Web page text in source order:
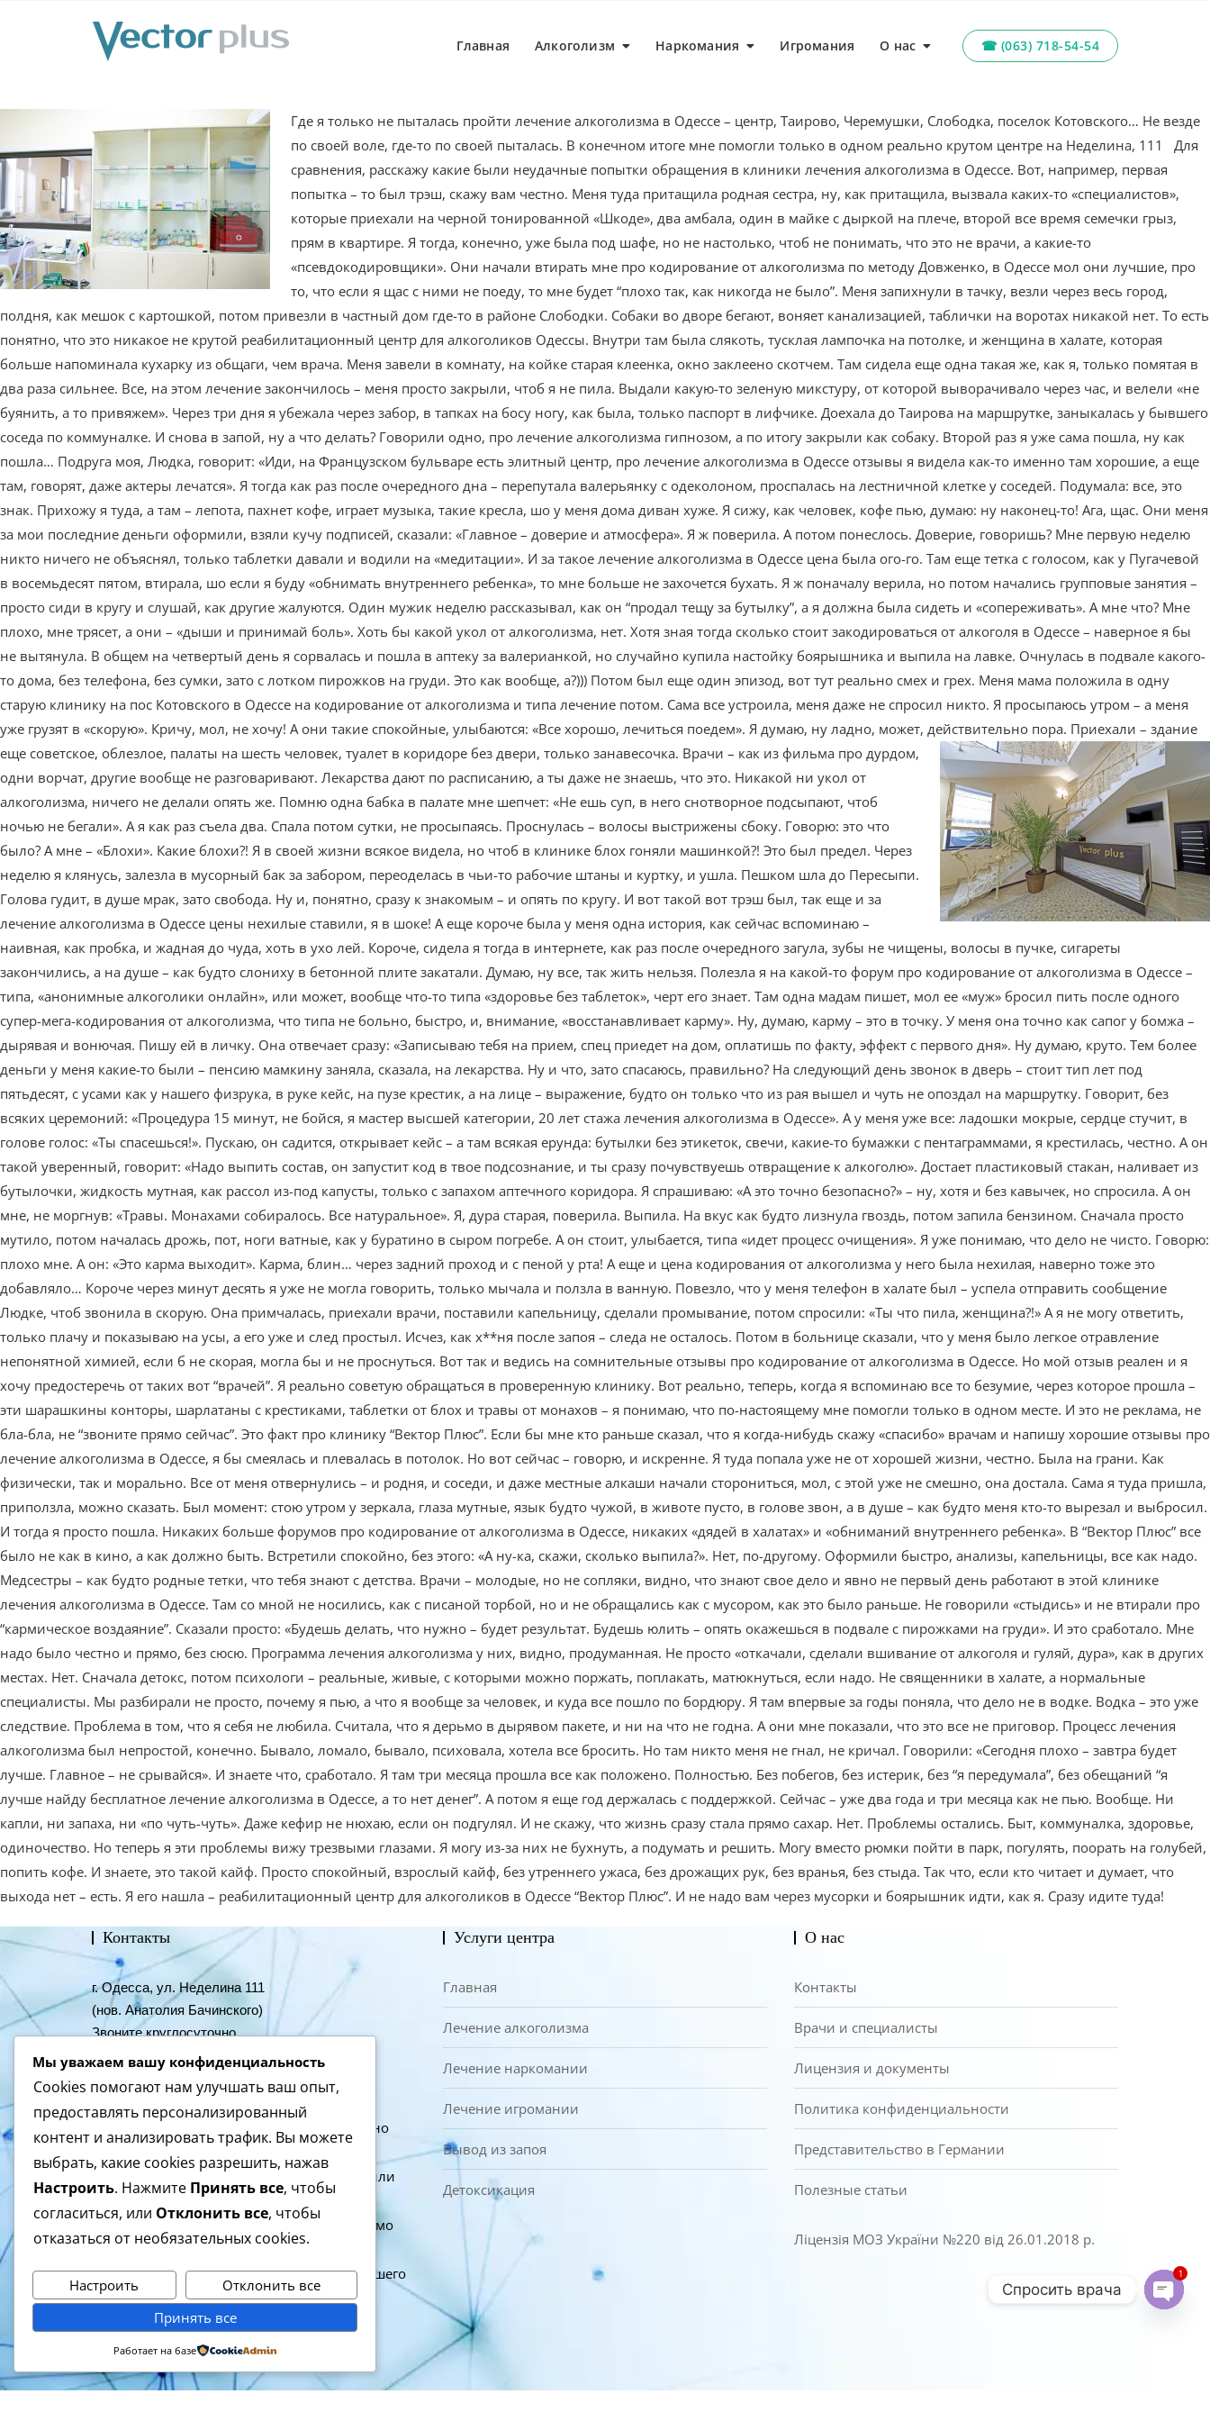
Главная Алкоголизм Наркомания Игромания О нас ☎ (063) 718-54-54
Где я только не пыталась пройти лечение алкоголизма в Одессе – центр, Таирово, Черемушки, Слободка, поселок Котовского… Не везде
по своей воле, где-то по своей пыталась. В конечном итоге мне помогли только в одном реально крутом центре на Неделина, 111 Для
сравнения, расскажу какие были неудачные попытки обращения в клиники лечения алкоголизма в Одессе. Вот, например, первая
попытка – то был трэш, скажу вам честно. Меня туда притащила родная сестра, ну, как притащила, вызвала каких-то «специалистов»,
которые приехали на черной тонированной «Шкоде», два амбала, один в майке с дыркой на плече, второй все время семечки грыз,
прям в квартире. Я тогда, конечно, уже была под шафе, но не настолько, чтоб не понимать, что это не врачи, а какие-то
«псевдокодировщики». Они начали втирать мне про кодирование от алкоголизма по методу Довженко, в Одессе мол они лучшие, про
то, что если я щас с ними не поеду, то мне будет “плохо так, как никогда не было”. Меня запихнули в тачку, везли через весь город,
полдня, как мешок с картошкой, потом привезли в частный дом где-то в районе Слободки. Собаки во дворе бегают, воняет канализацией, таблички на воротах никакой нет. То есть
понятно, что это никакое не крутой реабилитационный центр для алкоголиков Одессы. Внутри там была слякоть, тусклая лампочка на потолке, и женщина в халате, которая
больше напоминала кухарку из общаги, чем врача. Меня завели в комнату, на койке старая клеенка, окно заклеено скотчем. Там сидела еще одна такая же, как я, только помятая в
два раза сильнее. Все, на этом лечение закончилось – меня просто закрыли, чтоб я не пила. Выдали какую-то зеленую микстуру, от которой выворачивало через час, и велели «не
буянить, а то привяжем». Через три дня я убежала через забор, в тапках на босу ногу, как была, только паспорт в лифчике. Доехала до Таирова на маршрутке, заныкалась у бывшего
соседа по коммуналке. И снова в запой, ну а что делать? Говорили одно, про лечение алкоголизма гипнозом, а по итогу закрыли как собаку. Второй раз я уже сама пошла, ну как
пошла… Подруга моя, Людка, говорит: «Иди, на Французском бульваре есть элитный центр, про лечение алкоголизма в Одессе отзывы я видела как-то именно там хорошие, а еще
там, говорят, даже актеры лечатся». Я тогда как раз после очередного дна – перепутала валерьянку с одеколоном, проспалась на лестничной клетке у соседей. Подумала: все, это
знак. Прихожу я туда, а там – лепота, пахнет кофе, играет музыка, такие кресла, шо у меня дома диван хуже. Я сижу, как человек, кофе пью, думаю: ну наконец-то! Ага, щас. Они меня
за мои последние деньги оформили, взяли кучу подписей, сказали: «Главное – доверие и атмосфера». Я ж поверила. А потом понеслось. Доверие, говоришь? Мне первую неделю
никто ничего не объяснял, только таблетки давали и водили на «медитации». И за такое лечение алкоголизма в Одессе цена была ого-го. Там еще тетка с голосом, как у Пугачевой
в восемьдесят пятом, втирала, шо если я буду «обнимать внутреннего ребенка», то мне больше не захочется бухать. Я ж поначалу верила, но потом начались групповые занятия –
просто сиди в кругу и слушай, как другие жалуются. Один мужик неделю рассказывал, как он “продал тещу за бутылку”, а я должна была сидеть и «сопереживать». А мне что? Мне
плохо, мне трясет, а они – «дыши и принимай боль». Хоть бы какой укол от алкоголизма, нет. Хотя зная тогда сколько стоит закодироваться от алкоголя в Одессе – наверное я бы
не вытянула. В общем на четвертый день я сорвалась и пошла в аптеку за валерианкой, но случайно купила настойку боярышника и выпила на лавке. Очнулась в подвале какого-
то дома, без телефона, без сумки, зато с лотком пирожков на груди. Это как вообще, а?))) Потом был еще один эпизод, вот тут реально смех и грех. Меня мама положила в одну
старую клинику на пос Котовского в Одессе на кодирование от алкоголизма и типа лечение потом. Сама все устроила, меня даже не спросил никто. Я просыпаюсь утром – а меня
уже грузят в «скорую». Кричу, мол, не хочу! А они такие спокойные, улыбаются: «Все хорошо, лечиться поедем». Я думаю, ну ладно, может, действительно пора. Приехали – здание
еще советское, облезлое, палаты на шесть человек, туалет в коридоре без двери, только занавесочка. Врачи – как из фильма про дурдом,
одни ворчат, другие вообще не разговаривают. Лекарства дают по расписанию, а ты даже не знаешь, что это. Никакой ни укол от
алкоголизма, ничего не делали опять же. Помню одна бабка в палате мне шепчет: «Не ешь суп, в него снотворное подсыпают, чтоб
ночью не бегали». А я как раз съела два. Спала потом сутки, не просыпаясь. Проснулась – волосы выстрижены сбоку. Говорю: это что
было? А мне – «Блохи». Какие блохи?! Я в своей жизни всякое видела, но чтоб в клинике блох гоняли машинкой?! Это был предел. Через
неделю я клянусь, залезла в мусорный бак за забором, переоделась в чьи-то рабочие штаны и куртку, и ушла. Пешком шла до Пересыпи.
Голова гудит, в душе мрак, зато свобода. Ну и, понятно, сразу к знакомым – и опять по кругу. И вот такой вот трэш был, так еще и за
лечение алкоголизма в Одессе цены нехилые ставили, я в шоке! А еще короче была у меня одна история, как сейчас вспоминаю –
наивная, как пробка, и жадная до чуда, хоть в ухо лей. Короче, сидела я тогда в интернете, как раз после очередного загула, зубы не чищены, волосы в пучке, сигареты
закончились, а на душе – как будто слониху в бетонной плите закатали. Думаю, ну все, так жить нельзя. Полезла я на какой-то форум про кодирование от алкоголизма в Одессе –
типа, «анонимные алкоголики онлайн», или может, вообще что-то типа «здоровье без таблеток», черт его знает. Там одна мадам пишет, мол ее «муж» бросил пить после одного
супер-мега-кодирования от алкоголизма, что типа не больно, быстро, и, внимание, «восстанавливает карму». Ну, думаю, карму – это в точку. У меня она точно как сапог у бомжа –
дырявая и вонючая. Пишу ей в личку. Она отвечает сразу: «Записываю тебя на прием, спец приедет на дом, оплатишь по факту, эффект с первого дня». Ну думаю, круто. Тем более
деньги у меня какие-то были – пенсию мамкину заняла, сказала, на лекарства. Ну и что, зато спасаюсь, правильно? На следующий день звонок в дверь – стоит тип лет под
пятьдесят, с усами как у нашего физрука, в руке кейс, на пузе крестик, а на лице – выражение, будто он только что из рая вышел и чуть не опоздал на маршрутку. Говорит, без
всяких церемоний: «Процедура 15 минут, не бойся, я мастер высшей категории, 20 лет стажа лечения алкоголизма в Одессе». А у меня уже все: ладошки мокрые, сердце стучит, в
голове голос: «Ты спасешься!». Пускаю, он садится, открывает кейс – а там всякая ерунда: бутылки без этикеток, свечи, какие-то бумажки с пентаграммами, я крестилась, честно. А он
такой уверенный, говорит: «Надо выпить состав, он запустит код в твое подсознание, и ты сразу почувствуешь отвращение к алкоголю». Достает пластиковый стакан, наливает из
бутылочки, жидкость мутная, как рассол из-под капусты, только с запахом аптечного коридора. Я спрашиваю: «А это точно безопасно?» – ну, хотя и без кавычек, но спросила. А он
мне, не моргнув: «Травы. Монахами собиралось. Все натуральное». Я, дура старая, поверила. Выпила. На вкус как будто лизнула гвоздь, потом запила бензином. Сначала просто
мутило, потом началась дрожь, пот, ноги ватные, как у буратино в сыром погребе. А он стоит, улыбается, типа «идет процесс очищения». Я уже понимаю, что дело не чисто. Говорю:
плохо мне. А он: «Это карма выходит». Карма, блин… через задний проход и с пеной у рта! А еще и цена кодирования от алкоголизма у него была нехилая, наверно тоже это
добавляло… Короче через минут десять я уже не могла говорить, только мычала и ползла в ванную. Повезло, что у меня телефон в халате был – успела отправить сообщение
Людке, чтоб звонила в скорую. Она примчалась, приехали врачи, поставили капельницу, сделали промывание, потом спросили: «Ты что пила, женщина?!» А я не могу ответить,
только плачу и показываю на усы, а его уже и след простыл. Исчез, как х**ня после запоя – следа не осталось. Потом в больнице сказали, что у меня было легкое отравление
непонятной химией, если б не скорая, могла бы и не проснуться. Вот так и ведись на сомнительные отзывы про кодирование от алкоголизма в Одессе. Но мой отзыв реален и я
хочу предостеречь от таких вот “врачей”. Я реально советую обращаться в проверенную клинику. Вот реально, теперь, когда я вспоминаю все то безумие, через которое прошла –
эти шарашкины конторы, шарлатаны с крестиками, таблетки от блох и травы от монахов – я понимаю, что по-настоящему мне помогли только в одном месте. И это не реклама, не
бла-бла, не “звоните прямо сейчас”. Это факт про клинику “Вектор Плюс”. Если бы мне кто раньше сказал, что я когда-нибудь скажу «спасибо» врачам и напишу хорошие отзывы про
лечение алкоголизма в Одессе, я бы смеялась и плевалась в потолок. Но вот сейчас – говорю, и искренне. Я туда попала уже не от хорошей жизни, честно. Была на грани. Как
физически, так и морально. Все от меня отвернулись – и родня, и соседи, и даже местные алкаши начали сторониться, мол, с этой уже не смешно, она достала. Сама я туда пришла,
приползла, можно сказать. Был момент: стою утром у зеркала, глаза мутные, язык будто чужой, в животе пусто, в голове звон, а в душе – как будто меня кто-то вырезал и выбросил.
И тогда я просто пошла. Никаких больше форумов про кодирование от алкоголизма в Одессе, никаких «дядей в халатах» и «обниманий внутреннего ребенка». В “Вектор Плюс” все
было не как в кино, а как должно быть. Встретили спокойно, без этого: «А ну-ка, скажи, сколько выпила?». Нет, по-другому. Оформили быстро, анализы, капельницы, все как надо.
Медсестры – как будто родные тетки, что тебя знают с детства. Врачи – молодые, но не сопляки, видно, что знают свое дело и явно не первый день работают в этой клинике
лечения алкоголизма в Одессе. Там со мной не носились, как с писаной торбой, но и не обращались как с мусором, как это было раньше. Не говорили «стыдись» и не втирали про
“кармическое воздаяние”. Сказали просто: «Будешь делать, что нужно – будет результат. Будешь юлить – опять окажешься в подвале с пирожками на груди». И это сработало. Мне
надо было честно и прямо, без сюсю. Программа лечения алкоголизма у них, видно, продуманная. Не просто «откачали, сделали вшивание от алкоголя и гуляй, дура», как в других
местах. Нет. Сначала детокс, потом психологи – реальные, живые, с которыми можно поржать, поплакать, матюкнуться, если надо. Не священники в халате, а нормальные
специалисты. Мы разбирали не просто, почему я пью, а что я вообще за человек, и куда все пошло по бордюру. Я там впервые за годы поняла, что дело не в водке. Водка – это уже
следствие. Проблема в том, что я себя не любила. Считала, что я дерьмо в дырявом пакете, и ни на что не годна. А они мне показали, что это все не приговор. Процесс лечения
алкоголизма был непростой, конечно. Бывало, ломало, бывало, психовала, хотела все бросить. Но там никто меня не гнал, не кричал. Говорили: «Сегодня плохо – завтра будет
лучше. Главное – не срывайся». И знаете что, сработало. Я там три месяца прошла все как положено. Полностью. Без побегов, без истерик, без “я передумала”, без обещаний “я
лучше найду бесплатное лечение алкоголизма в Одессе, а то нет денег”. А потом я еще год держалась с поддержкой. Сейчас – уже два года и три месяца как не пью. Вообще. Ни
капли, ни запаха, ни «по чуть-чуть». Даже кефир не нюхаю, если он подгулял. И не скажу, что жизнь сразу стала прямо сахар. Нет. Проблемы остались. Быт, коммуналка, здоровье,
одиночество. Но теперь я эти проблемы вижу трезвыми глазами. Я могу из-за них не бухнуть, а подумать и решить. Могу вместо рюмки пойти в парк, погулять, поорать на голубей,
попить кофе. И знаете, это такой кайф. Просто спокойный, взрослый кайф, без утреннего ужаса, без дрожащих рук, без вранья, без стыда. Так что, если кто читает и думает, что
выхода нет – есть. Я его нашла – реабилитационный центр для алкоголиков в Одессе “Вектор Плюс”. И не надо вам через мусорки и боярышник идти, как я. Сразу идите туда!
Контакты
г. Одесса, ул. Неделина 111
(нов. Анатолия Бачинского)
Звоните круглосуточно
(063) 718-54-54
Информация на сайте носит исключительно
информационный характер и не является
медицинской консультацией, диагнозом или
назначением лечения. Для постановки
диагноза и назначения лечения необходимо
обратиться к квалифицированному врачу.
Самолечение может быть вредным для вашего
здоровья.
Услуги центра
Главная
Лечение алкоголизма
Лечение наркомании
Лечение игромании
Вывод из запоя
Детоксикация
О нас
Контакты
Врачи и специалисты
Лицензия и документы
Политика конфиденциальности
Представительство в Германии
Полезные статьи
Ліцензія МОЗ України №220 від 26.01.2018 р.
Мы уважаем вашу конфиденциальность
Cookies помогают нам улучшать ваш опыт,
предоставлять персонализированный
контент и анализировать трафик. Вы можете
выбрать, какие cookies разрешить, нажав
Настроить. Нажмите Принять все, чтобы
согласиться, или Отклонить все, чтобы
отказаться от необязательных cookies.
Настроить
Отклонить все
Принять все
Работает на базе
Спросить врача
1